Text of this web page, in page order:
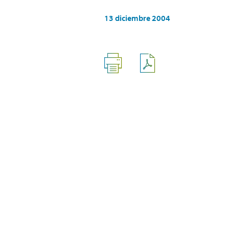
13 diciembre 2004